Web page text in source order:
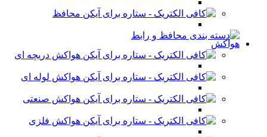
محافظ
هواکش
هواکش دریچه ای
هواکش لوله ای
هواکش صنعتی
هواکش فلزی